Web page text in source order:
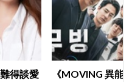
得談愛
《MOVING 異能